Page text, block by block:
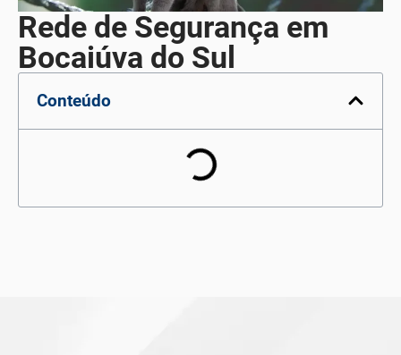
Rede de Segurança em
Bocaiúva do Sul
Conteúdo